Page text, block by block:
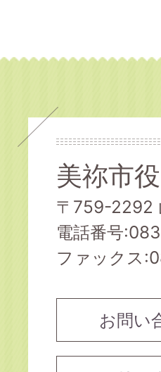
美祢市
〒759-2292
電話番号
ファックス
お問い